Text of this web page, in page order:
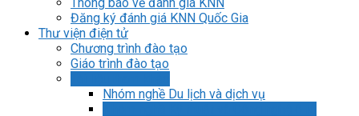
Đăng ký đánh giá KNN Quốc Gia
Thư viện điện tử
Chương trình đào tạo
Giáo trình đào tạo
Nhóm nghề Du lịch và dịch vụ